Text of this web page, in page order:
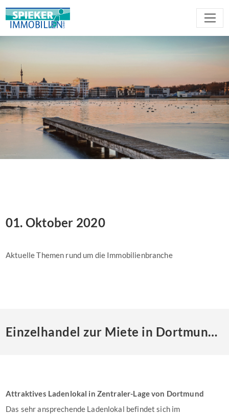
01. Oktober 2020
Aktuelle Themen rund um die Immobilienbranche
Einzelhandel zur Miete in Dortmund (offen)
Attraktives Ladenlokal in Zentraler-Lage von Dortmund
Das sehr ansprechende Ladenlokal befindet sich im